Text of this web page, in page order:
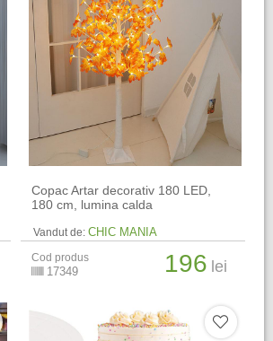
Copac Artar decorativ 180 LED,
180 cm, lumina calda
Vandut de: CHIC MANIA
Cod produs
17349 196 lei